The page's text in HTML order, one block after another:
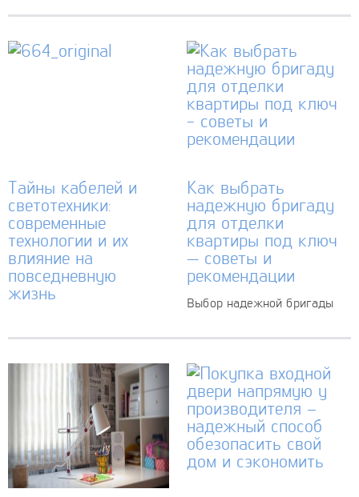
если заранее выбрать
решения. В первую очередь
важно определить...
арендатором, — это замена
замков. Многие
недооценивают важность
этого шага,...
Тайны кабелей и
светотехники:
современные
технологии и их
влияние на
повседневную
жизнь
светотехника — это важные
инфраструктуры, без
которых невозможно
представить нашу жизнь.
Они обеспечивают работу
электроприборов,
освещение улиц и домов, а...
Как выбрать
надежную бригаду
для отделки
квартиры под ключ
— советы и
рекомендации
Выбор надежной бригады
и качественно будут
выполнены работы, зависит
конечный результат. Чтобы
не столкнуться с...